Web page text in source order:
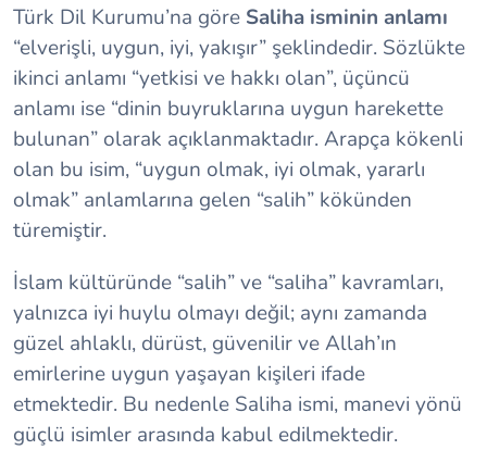
Türk Dil Kurumu’na göre Saliha isminin anlamı
“elverişli, uygun, iyi, yakışır” şeklindedir. Sözlükte
ikinci anlamı “yetkisi ve hakkı olan”, üçüncü
anlamı ise “dinin buyruklarına uygun harekette
bulunan” olarak açıklanmaktadır. Arapça kökenli
olan bu isim, “uygun olmak, iyi olmak, yararlı
olmak” anlamlarına gelen “salih” kökünden
türemiştir.
İslam kültüründe “salih” ve “saliha” kavramları,
yalnızca iyi huylu olmayı değil; aynı zamanda
güzel ahlaklı, dürüst, güvenilir ve Allah’ın
emirlerine uygun yaşayan kişileri ifade
etmektedir. Bu nedenle Saliha ismi, manevi yönü
güçlü isimler arasında kabul edilmektedir.